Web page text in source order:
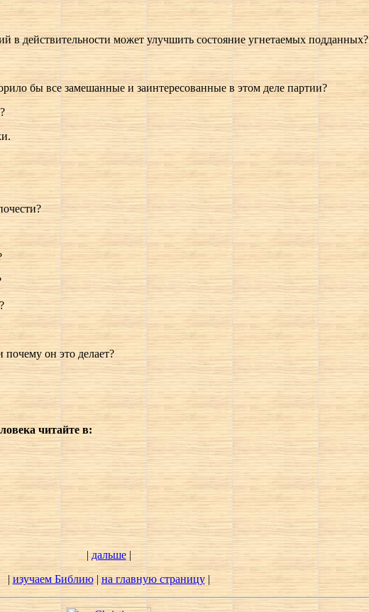
в действительности может улучшить состояние угнетаемых подданных?
бы все замешанные и заинтересованные в этом деле партии?
почему он это делает?
читайте в:
|дальше|
| изучаем Библию|на главную страницу|